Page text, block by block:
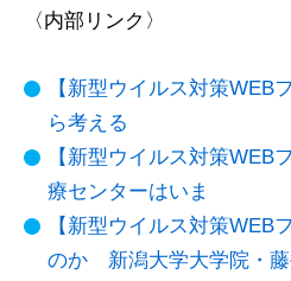
〈内部リンク〉
【新型ウイルス対策WEB
ら考える
【新型ウイルス対策WEB
療センターはいま
【新型ウイルス対策WEB
のか 新潟大学大学院・藤